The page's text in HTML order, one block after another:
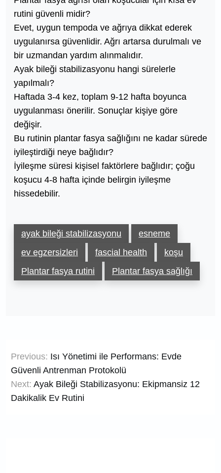
rutini güvenli midir?
Evet, uygun tempoda ve ağrıya dikkat ederek
uygulanırsa güvenlidir. Ağrı artarsa durulmalı ve
bir uzmandan yardım alınmalıdır.
Ayak bileği stabilizasyonu hangi sürelerle
yapılmalı?
Haftada 3-4 kez, toplam 9-12 hafta boyunca
uygulanması önerilir. Sonuçlar kişiye göre
değişir.
Bu rutinin plantar fasya sağlığını ne kadar sürede
iyileştirdiği neye bağlıdır?
İyileşme süresi kişisel faktörlere bağlıdır; çoğu
koşucu 4-8 hafta içinde belirgin iyileşme
hissedebilir.
ayak bileği stabilizasyonu
esneme
ev egzersizleri
fascial health
koşu
Plantar fasya rutini
Plantar fasya sağlığı
gezinmesi
Previous: Isı Yönetimi ile Performans: Evde
Güvenli Antrenman Protokolü
Next: Ayak Bileği Stabilizasyonu: Ekipmansiz 12
Dakikalik Ev Rutini